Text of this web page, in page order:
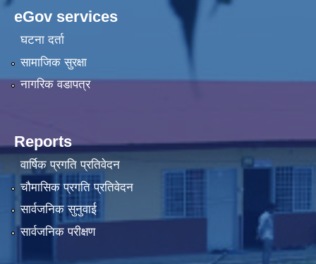
eGov services
घटना दर्ता
सामाजिक सुरक्षा
नागरिक वडापत्र
Reports
वार्षिक प्रगति प्रतिवेदन
चौमासिक प्रगति प्रतिवेदन
सार्वजनिक सुनुवाई
सार्वजनिक परीक्षण